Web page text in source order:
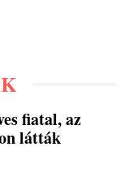
fiatal, az
látták